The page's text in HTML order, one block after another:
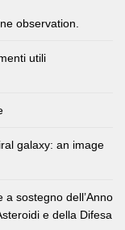
observation.
utili
galaxy: an image
a sostegno dell’Anno
e della Difesa